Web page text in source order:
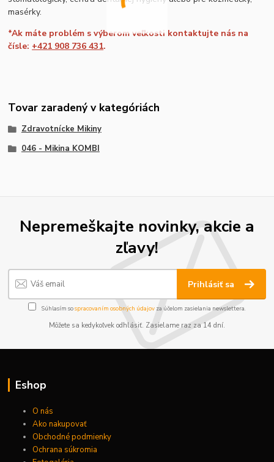
masérky.
*Ak máte problém s výberom veľkosti kontaktujte nás na
čísle: +421 908 736 431.
Tovar zaradený v kategóriách
Zdravotnícke Mikiny
046 - Mikina KOMBI
Nepremeškajte novinky, akcie a
zľavy!
Prihlásiť sa
Súhlasím sospracovaním osobných údajov za účelom zasielania newslettera.
Môžete sa kedykoľvek odhlásiť. Zasielame raz za 14 dní.
Eshop
O nás
Ako nakupovať
Obchodné podmienky
Ochrana súkromia